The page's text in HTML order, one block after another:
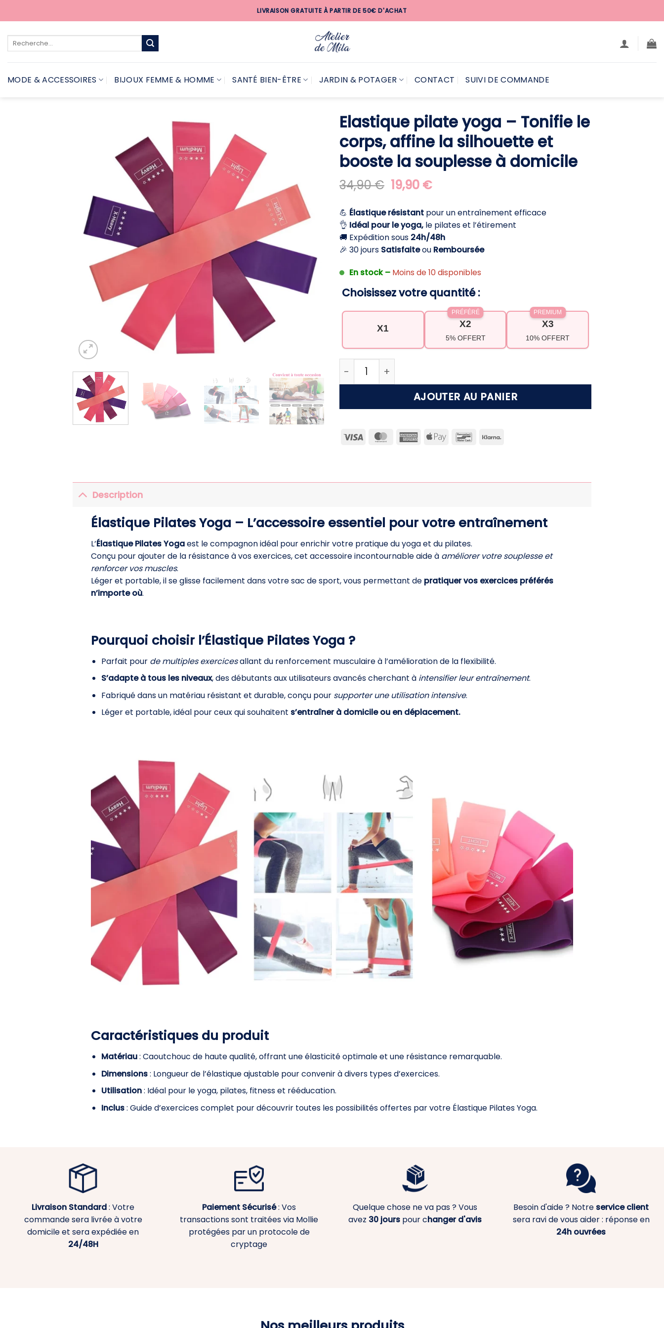
LIVRAISON GRATUITE À PARTIR DE 50€ D'ACHAT
Recherche
MODE & ACCESSOIRES BIJOUX FEMME & HOMME SANTÉ BIEN-ÊTRE JARDIN & POTAGER CONTACT SUIVI DE COMMANDE
Elastique pilate yoga – Tonifie le
corps, affine la silhouette et
booste la souplesse à domicile
34,90€ Le
prix
initial
était :
34,90 €.
19,90 €Le
actuel
est :
19,90 €.
💪 Élastique résistant pour un entraînement efficace
👌 Idéal pour le yoga, le pilates et l’étirement
🚚 Expédition sous 24h/48h
🎉 30 jours Satisfaiteou Remboursée
En stock – Moins de 10 disponibles
Choisissez votre quantité :
X1 X2
5% OFFERT
PRÉFÉRÉ
X3
10% OFFERT
PREMIUM
quantité de Elastique pilate yoga – Tonifie le corps, affine la
AJOUTER AU PANIER
Visa MasterCardAmericanApple
Bancontact
Klarna
Description
Élastique Pilates Yoga – L’accessoire essentiel pour votre entraînement
L’Élastique Pilates Yogaest le compagnon idéal pour enrichir votre pratique du yoga et du pilates.
Conçu pour ajouter de la résistance à vos exercices, cet accessoire incontournable aide à améliorer votre souplesse et
renforcer vos muscles.
Léger et portable, il se glisse facilement dans votre sac de sport, vous permettant de pratiquer vos exercices préférés
n’importe où.
Pourquoi choisir l’Élastique Pilates Yoga ?
Parfait pour de multiples exercicesallant du renforcement musculaire à l’amélioration de la flexibilité.
S’adapte à tous les niveaux, des débutants aux utilisateurs avancés cherchant à intensifier leur entraînement.
Fabriqué dans un matériau résistant et durable, conçu pour supporter une utilisation intensive.
Léger et portable, idéal pour ceux qui souhaitent s’entraîner à domicile ou en déplacement.
Caractéristiques du produit
Matériau: Caoutchouc de haute qualité, offrant une élasticité optimale et une résistance remarquable.
Dimensions: Longueur de l’élastique ajustable pour convenir à divers types d’exercices.
Utilisation: Idéal pour le yoga, pilates, fitness et rééducation.
Inclus: Guide d’exercices complet pour découvrir toutes les possibilités offertes par votre Élastique Pilates Yoga.
Livraison Standard: Votre
commande sera livrée à votre
domicile et sera expédiée en
24/48H
Paiement Sécurisé: Vos
transactions sont traitées via Mollie
protégées par un protocole de
cryptage
Quelque chose ne va pas ? Vous
avez 30 jours pour changer d'avis
Besoin d'aide ? Notre service client
sera ravi de vous aider : réponse en
24h ouvrées